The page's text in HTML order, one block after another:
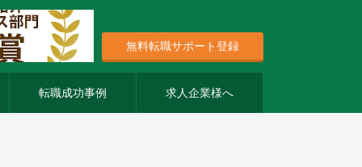
無料転職サポート登録
転職成功事例 求人企業様へ